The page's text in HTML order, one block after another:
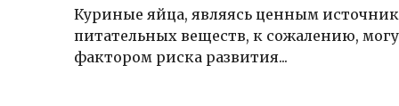
Куриные яйца, являясь ценным
питательных веществ, к сожалению,
фактором риска развития...